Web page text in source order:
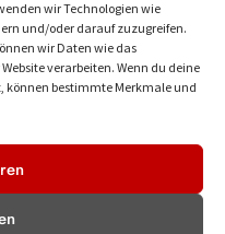
wir Technologien wie
und/oder darauf zuzugreifen.
wir Daten wie das
verarbeiten. Wenn du deine
können bestimmte Merkmale und